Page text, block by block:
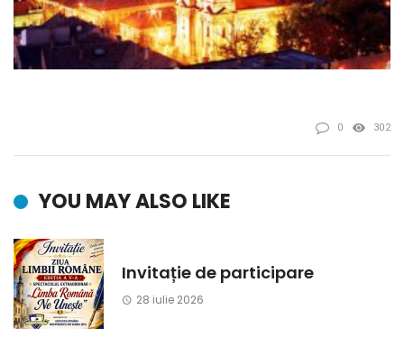
0 302
YOU MAY ALSO LIKE
Invitație de participare
28 iulie 2026